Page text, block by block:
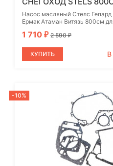
Насос масляный Стелс Гепард
Ермак Атаман Витязь 800см
1 710 ₽ 2 590₽
КУПИТЬ В
-10%